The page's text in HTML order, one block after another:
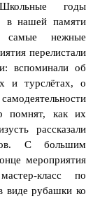
годы
в нашей памяти
самые нежные
перелистали
вспоминали об
и турслётах, о
помнят, как их
рассказали
С большим
мероприятия
класс по
виде рубашки ко